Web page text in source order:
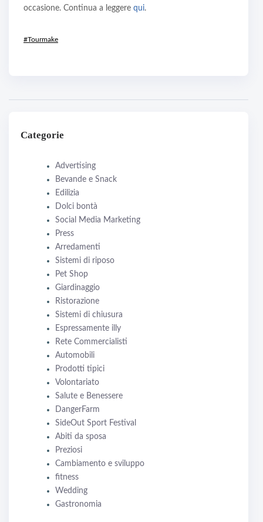
occasione. Continua a leggere qui.
#Tourmake
Categorie
Advertising
Bevande e Snack
Edilizia
Dolci bontà
Social Media Marketing
Press
Arredamenti
Sistemi di riposo
Pet Shop
Giardinaggio
Ristorazione
Sistemi di chiusura
Espressamente illy
Rete Commercialisti
Automobili
Prodotti tipici
Volontariato
Salute e Benessere
DangerFarm
SideOut Sport Festival
Abiti da sposa
Preziosi
Cambiamento e sviluppo
fitness
Wedding
Gastronomia